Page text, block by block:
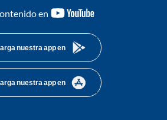
en
youtube-
nuestra app en
nuestra app en